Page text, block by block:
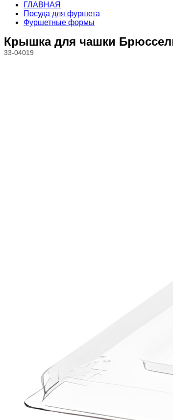
ГЛАВНАЯ
Посуда для фуршета
Фуршетные формы
Крышка для чашки
33-04019